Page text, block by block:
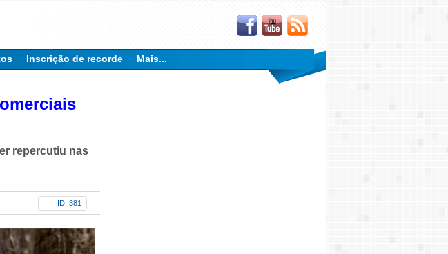
Inscrição de recorde Mais...
repercutiu nas
ID: 381